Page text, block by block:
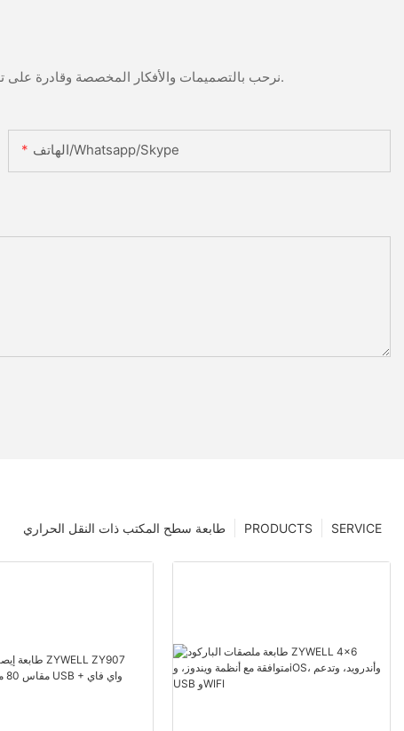
نرحب بالتصميمات والأفكار المخصصة وقادرة على تلبية المتطلبات المحددة. لمزيد من المعلومات، يرجى زيارة الموقع الإلكتروني أو الاتصال بنا مباشرة مع أسئلة أو استفسارات.
الهاتف/Whatsapp/Skype
SERVICE
PRODUCTS طابعة سطح المكتب ذات النقل الحراري